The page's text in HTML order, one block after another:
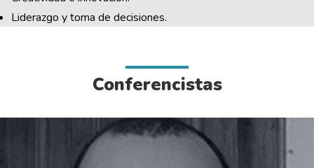
Liderazgo y toma de decisiones.
Conferencistas